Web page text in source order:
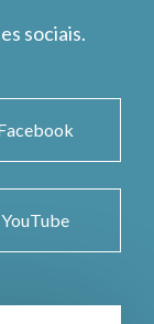
sociais.
YouTube